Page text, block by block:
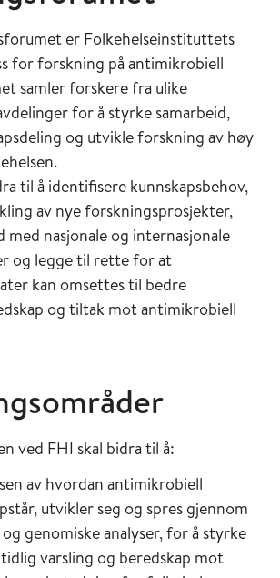
er Folkehelseinstituttets
for forskning på antimikrobiell
samler forskere fra ulike
for å styrke samarbeid,
og utvikle forskning av høy
til å identifisere kunnskapsbehov,
av nye forskningsprosjekter,
med nasjonale og internasjonale
og legge til rette for at
kan omsettes til bedre
og tiltak mot antimikrobiell
ved FHI skal bidra til å:
av hvordan antimikrobiell
utvikler seg og spres gjennom
genomiske analyser, for å styrke
varsling og beredskap mot